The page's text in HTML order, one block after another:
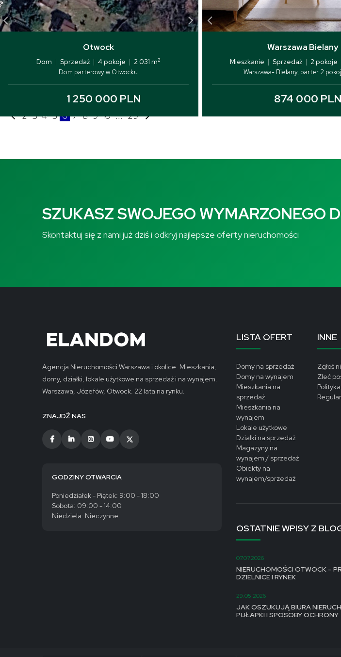
Otwock
Dom | Sprzedaż | 4 pokoje | 2 031 m2
Dom parterowy w Otwocku
1 250 000 PLN
Warszawa Bielany
Mieszkanie | Sprzedaż | 2 pokoje
Warszawa- Bielany, parter 2
874 000 PLN
2 3 4 5 6 7 8 9 10 ... 29
SZUKASZ SWOJEGO WYMARZONEGO
Skontaktuj się z nami już dziś i odkryj najlepsze oferty nieruchomości
Agencja Nieruchomości Warszawa i okolice. Mieszkania,
domy, działki, lokale użytkowe na sprzedaż i na wynajem.
Warszawa, Józefów, Otwock. 22 lata na rynku.
ZNAJDŹ NAS
GODZINY OTWARCIA
Poniedziałek - Piątek: 9:00 - 18:00
Sobota: 09:00 - 14:00
Niedziela: Nieczynne
LISTA OFERT
Domy na sprzedaż
Domy na wynajem
Mieszkania na
sprzedaż
Mieszkania na
wynajem
Lokale użytkowe
Działki na sprzedaż
Magazyny na
wynajem / sprzedaż
Obiekty na
wynajem/sprzedaż
INNE
Zgłoś
Zleć
OSTATNIE WPISY Z
07.07.2026
NIERUCHOMOŚCI OTWOCK –
DZIELNICE I RYNEK
29.05.2026
JAK OSZUKUJĄ BIURA
PUŁAPKI I SPOSOBY OCHRONY